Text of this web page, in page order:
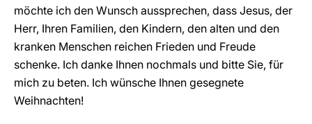
möchte ich den Wunsch aussprechen, dass Jesus, der
Herr, Ihren Familien, den Kindern, den alten und den
kranken Menschen reichen Frieden und Freude
schenke. Ich danke Ihnen nochmals und bitte Sie, für
mich zu beten. Ich wünsche Ihnen gesegnete
Weihnachten!